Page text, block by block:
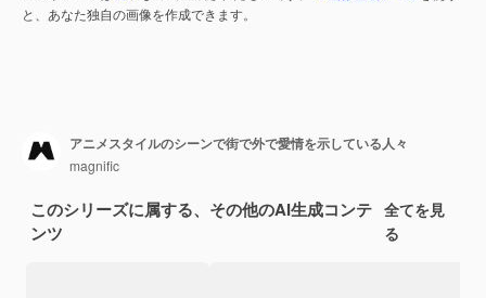
と、あなた独自の画像を作成できます。
アニメスタイルのシーンで街で外で愛情を示している人々
magnific
このシリーズに属する、その他のAI生成コンテ
ンツ
全てを見
る